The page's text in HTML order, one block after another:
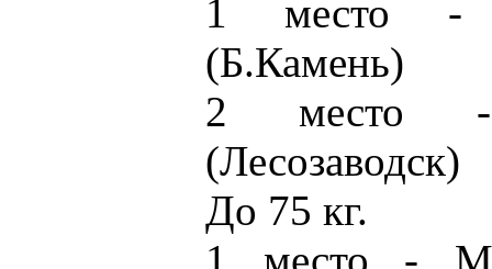
1 место -
(Б.Камень)
2 место
(Лесозаводск)
До 75 кг.
1 место -